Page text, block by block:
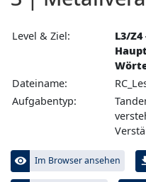
Level & Ziel:
L3/
Dateiname:
Aufgabentyp:
visibility Im Browser ansehen